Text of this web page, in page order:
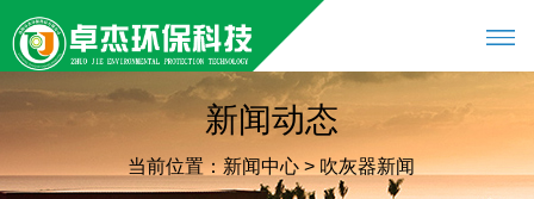
新闻动态
当前位置：新闻中心 > 吹灰器新闻